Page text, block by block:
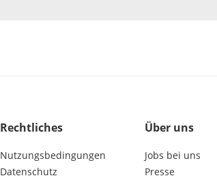
Rechtliches
Nutzungsbedingungen
Datenschutz
Über uns
Jobs bei uns
Presse